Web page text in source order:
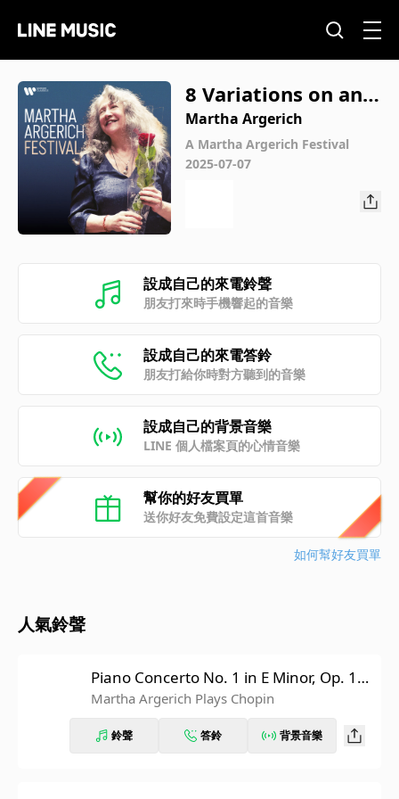
8 Variations on an
Original Theme for
Piano 4-Hands, Op.
35, D. 813: V. Variati
Martha Argerich
A Martha Argerich Festival
2025-07-07
設成自己的來電鈴聲
朋友打來時手機響起的音樂
設成自己的來電答鈴
朋友打給你時對方聽到的音樂
設成自己的背景音樂
LINE 個人檔案頁的心情音樂
幫你的好友買單
送你好友免費設定這首音樂
如何幫好友買單
人氣鈴聲
Piano Concerto No. 1 in E Minor, Op. 11:
III. Rondo. Vivace
Martha Argerich Plays Chopin
鈴聲 答鈴 背景音樂